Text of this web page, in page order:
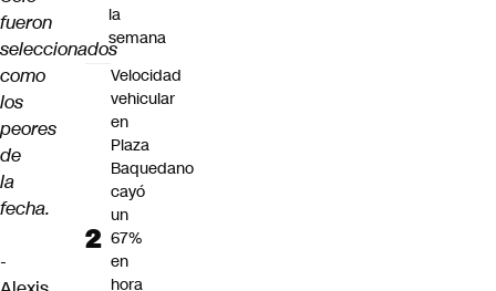
fueron
seleccionados
como
los
peores
de
la
fecha.
-
la
semana
Velocidad
vehicular
en
Plaza
Baquedano
cayó
un
67%
en
hora